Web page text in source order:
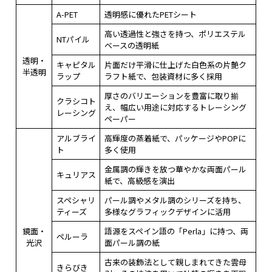
透明・
半透明
A-PET 透明感に優れたPETシート
NTパイル
高い透過性と強さを持つ、ポリエステル
ベースの透明紙
キャピタル
ラップ
片面だけ平滑に仕上げた白色系の片艶ク
ラフト紙で、包装資材に多く採用
クラシコト
レーシング
厚さのバリエーションを豊富に取り揃
え、幅広い用途に対応するトレーシング
ペーパー
鏡面・
光沢
アルブライ
ト
高輝度の蒸着紙で、パッケージやPOPに
多く使用
キュリアス
金属調の輝きを放つ華やかな両面パール
紙で、高級感を演出
スペシャリ
ティーズ
パール調やメタル調のシリーズを持ち、
多様なグラフィックデザインに活用
ペルーラ
語源をスペイン語の「Perla」に持つ、両
面パール調の紙
きらびき
古来の装飾法として親しまれてきた雲母